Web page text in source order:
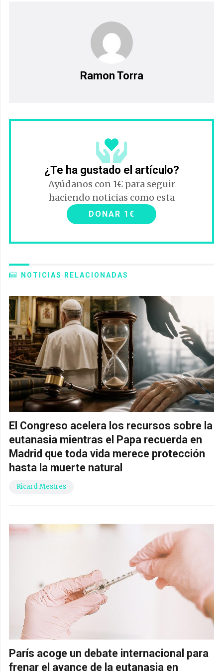
Ramon Torra
¿Te ha gustado el artículo?
Ayúdanos con 1€ para seguir
haciendo noticias como esta
DONAR 1€
NOTICIAS RELACIONADAS
El Congreso acelera los recursos sobre la
eutanasia mientras el Papa recuerda en
Madrid que toda vida merece protección
hasta la muerte natural
Ricard Mestres
París acoge un debate internacional para
frenar el avance de la eutanasia en